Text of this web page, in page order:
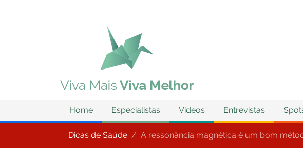
Home Especialistas Vídeos Entrevistas
Dicas de Saúde A ressonância magnética é um bom